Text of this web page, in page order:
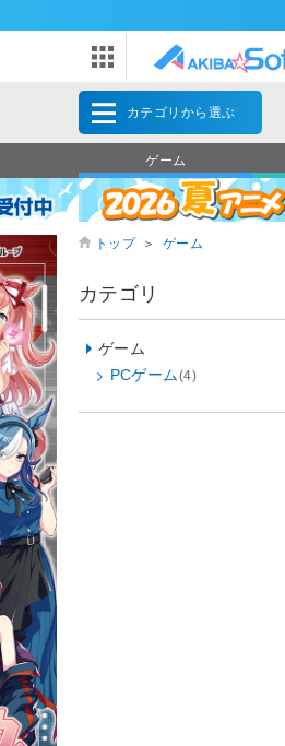
カテゴリから選ぶ
ゲーム
トップ ＞ ゲーム
カテゴリ
ゲーム
PCゲーム(4)